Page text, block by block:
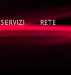
SERVIZI RETE